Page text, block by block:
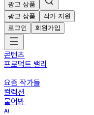
광고 상품
광고 상품
작가 지원
로그인
회원가입
콘텐츠
프로덕트 밸리
요즘 작가들
컬렉션
물어봐